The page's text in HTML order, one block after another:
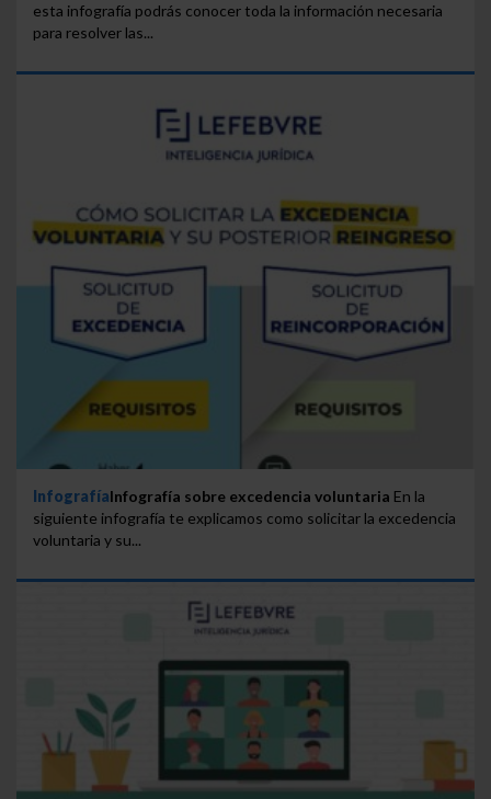
esta infografía podrás conocer toda la información necesaria
para resolver las...
InfografíaInfografía sobre excedencia voluntaria En la
siguiente infografía te explicamos como solicitar la excedencia
voluntaria y su...